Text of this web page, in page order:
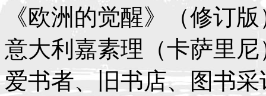
《欧洲的觉醒》（修订
意大利嘉素理（卡萨里
爱书者、旧书店、图书